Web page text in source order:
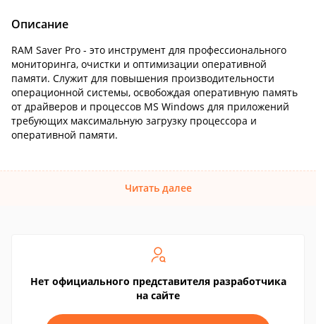
Описание
RAM Saver Pro - это инструмент для профессионального
мониторинга, очистки и оптимизации оперативной
памяти. Служит для повышения производительности
операционной системы, освобождая оперативную память
от драйверов и процессов MS Windows для приложений
требующих максимальную загрузку процессора и
оперативной памяти.
Читать далее
Нет официального представителя разработчика
на сайте